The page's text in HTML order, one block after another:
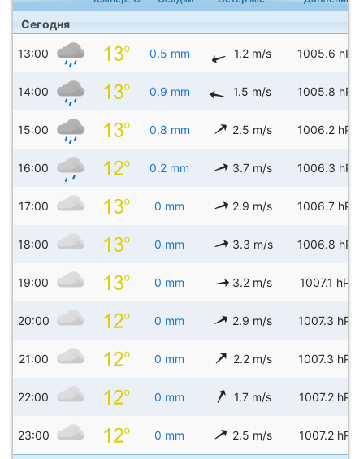
Сегодня
13:00 0.5 mm 1.2 m/s 1005.6 hPa
14:00 0.9 mm 1.5 m/s 1005.8 hPa
15:00 0.8 mm 2.5 m/s 1006.2 hPa
16:00 0.2 mm 3.7 m/s 1006.3 hPa
17:00 0 mm 2.9 m/s 1006.7 hPa
18:00 0 mm 3.3 m/s 1006.8 hPa
19:00 0 mm 3.2 m/s 1007.1 hPa
20:00 0 mm 2.9 m/s 1007.3 hPa
21:00 0 mm 2.2 m/s 1007.3 hPa
22:00 0 mm 1.7 m/s 1007.2 hPa
23:00 0 mm 2.5 m/s 1007.2 hPa